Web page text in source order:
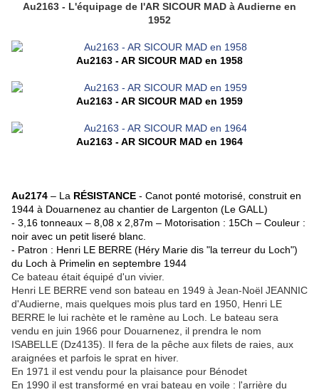
Au2163 - L'équipage de l'AR SICOUR MAD à Audierne en
1952
Au2163 - AR SICOUR MAD en 1958
Au2163 - AR SICOUR MAD en 1959
Au2163 - AR SICOUR MAD en 1964
Au2174 – La RÉSISTANCE - Canot ponté motorisé, construit en
1944 à Douarnenez au chantier de Largenton (Le GALL)
- 3,16 tonneaux – 8,08 x 2,87m – Motorisation : 15Ch – Couleur :
noir avec un petit liseré blanc.
- Patron : Henri LE BERRE (Héry Marie dis "la terreur du Loch")
du Loch à Primelin en septembre 1944
Ce bateau était équipé d'un vivier.
Henri LE BERRE vend son bateau en 1949 à Jean-Noël JEANNIC
d'Audierne, mais quelques mois plus tard en 1950, Henri LE
BERRE le lui rachète et le ramène au Loch. Le bateau sera
vendu en juin 1966 pour Douarnenez, il prendra le nom
ISABELLE (Dz4135). Il fera de la pêche aux filets de raies, aux
araignées et parfois le sprat en hiver.
En 1971 il est vendu pour la plaisance pour Bénodet
En 1990 il est transformé en vrai bateau en voile : l'arrière du